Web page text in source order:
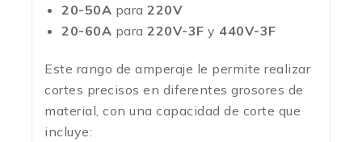
20-50A para 220V
20-60A para 220V-3F y 440V-3F
Este rango de amperaje le permite realizar
cortes precisos en diferentes grosores de
material, con una capacidad de corte que
incluye: